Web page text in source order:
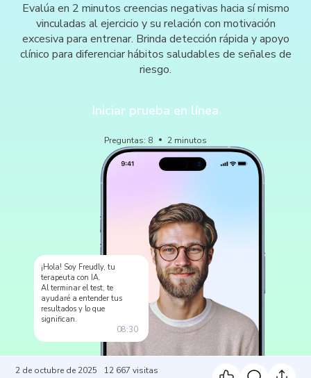
Evalúa en 2 minutos creencias negativas hacia sí mismo
vinculadas al ejercicio y su relación con motivación
excesiva para entrenar. Brinda detección rápida y apoyo
clínico para diferenciar hábitos saludables de señales de
riesgo.
Iniciar prueba en línea
Preguntas: 8 2 minutos
¡Hola! Soy Freudly, tu
terapeuta con IA.
Al terminar el test, te
ayudaré a entender tus
resultados y lo que
significan.
08:30
2 de octubre de 2025 12 667 visitas